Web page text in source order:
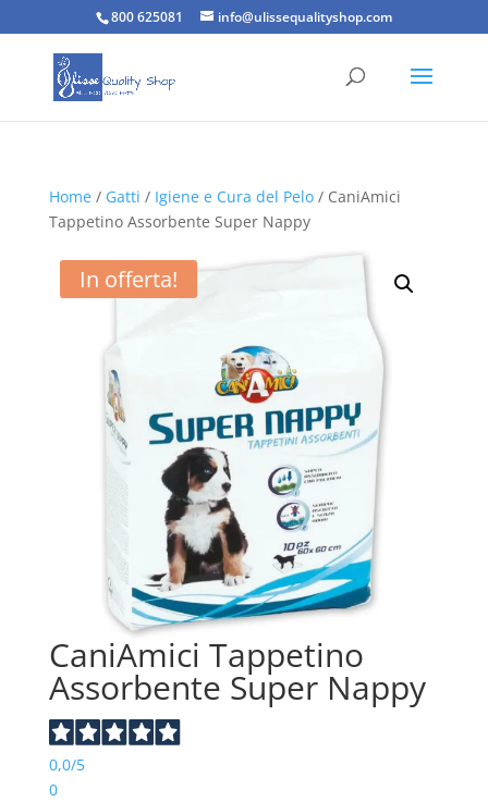
800 625081 info@ulissequalityshop.com
Home/ Gatti / Igiene e Cura del Pelo/ CaniAmici
Tappetino Assorbente Super Nappy
In offerta!
CaniAmici Tappetino
Assorbente Super Nappy
0,0/5
0